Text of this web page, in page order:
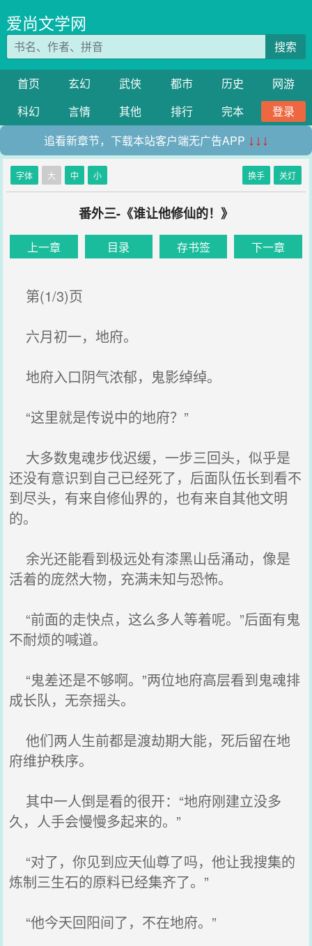
爱尚文学网
搜索
首页 玄幻 武侠 都市 历史
网游
科幻
言情 其他 排行 完本
登录
追看新章节，下载本站客户端无广告APP ↓↓↓
字体 大 中 小 换手 关灯
番外三-《谁让他修仙的！》
上一章 目录 存书签 下一章
第(1/3)页
六月初一，地府。
地府入口阴气浓郁，鬼影绰绰。
“这里就是传说中的地府？”
大多数鬼魂步伐迟缓，一步三回头，似乎是
还没有意识到自己已经死了，后面队伍长到看不
到尽头，有来自修仙界的，也有来自其他文明
的。
余光还能看到极远处有漆黑山岳涌动，像是
活着的庞然大物，充满未知与恐怖。
“前面的走快点，这么多人等着呢。”后面有鬼
不耐烦的喊道。
“鬼差还是不够啊。”两位地府高层看到鬼魂排
成长队，无奈摇头。
他们两人生前都是渡劫期大能，死后留在地
府维护秩序。
其中一人倒是看的很开：“地府刚建立没多
久，人手会慢慢多起来的。”
“对了，你见到应天仙尊了吗，他让我搜集的
炼制三生石的原料已经集齐了。”
“他今天回阳间了，不在地府。”